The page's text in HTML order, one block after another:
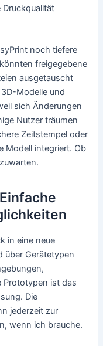
noch tiefere
freigegebene
ausgetauscht
Modelle und
sich Änderungen
Nutzer träumen
Zeitstempel oder
Modell integriert. Ob
in eine neue
über Gerätetypen
Prototypen ist das
Die
jederzeit zur
wenn ich brauche.